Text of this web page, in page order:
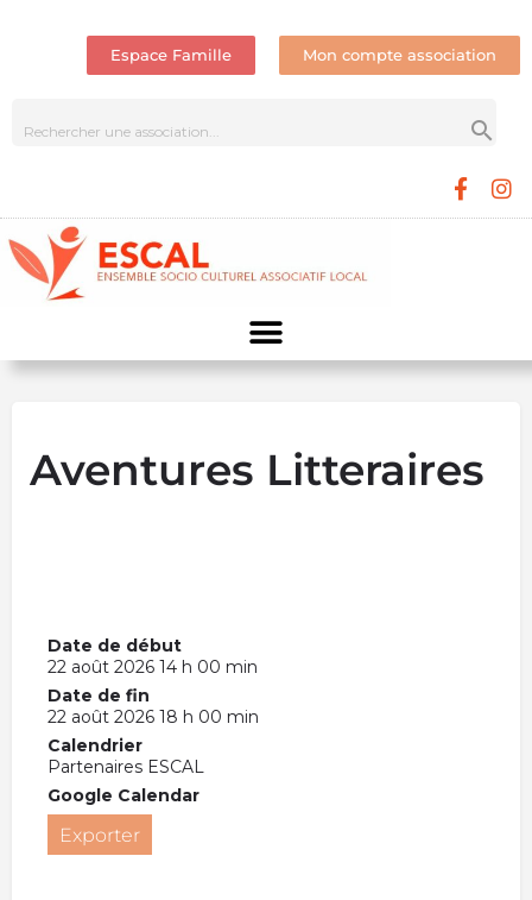
Espace Famille Mon compte association
Aventures Litteraires
Date de début
22 août 2026 14 h 00 min
Date de fin
22 août 2026 18 h 00 min
Calendrier
Partenaires ESCAL
Google Calendar
Exporter